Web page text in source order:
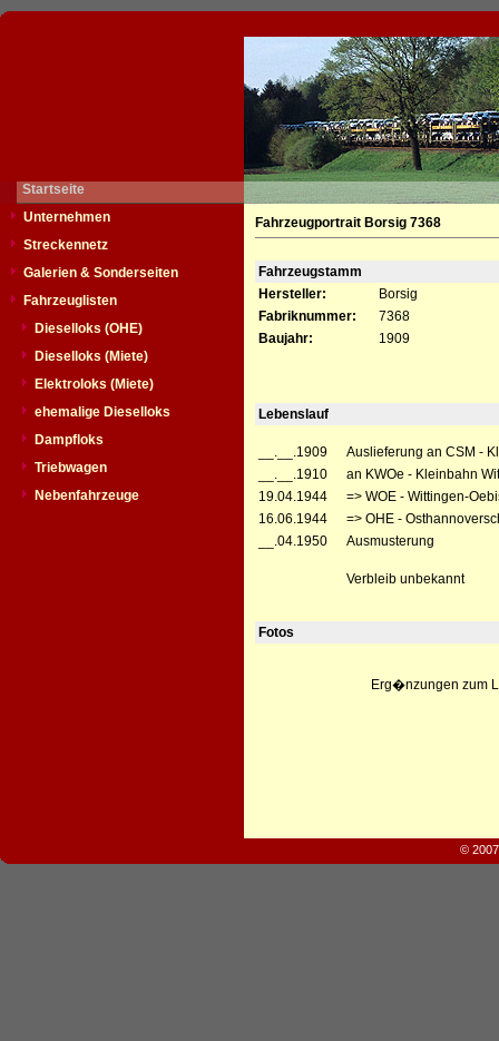
Startseite
Unternehmen
Streckennetz
Galerien & Sonderseiten
Fahrzeuglisten
Dieselloks (OHE)
Dieselloks (Miete)
Elektroloks (Miete)
ehemalige Dieselloks
Dampfloks
Triebwagen
Nebenfahrzeuge
Fahrzeugportrait Borsig 7368
Fahrzeugstamm
Hersteller:
Borsig
Fabriknummer:
7368
Baujahr:
1909
Lebenslauf
__.__.1909
Auslieferung an CSM -
__.__.1910
an KWOe - Kleinbahn
19.04.1944
=> WOE - Wittingen-
16.06.1944
=> OHE -
__.04.1950
Ausmusterung
Verbleib unbekannt
Fotos
Erg�nzungen zum
©